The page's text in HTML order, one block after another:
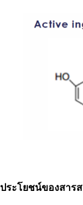
ประโยชน์ของสาร